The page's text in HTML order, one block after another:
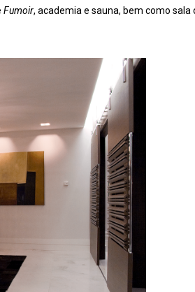
Fumoir, academia e sauna, bem como sala